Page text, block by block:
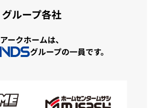
グループ各社
アークホームは、
グループの一員です。